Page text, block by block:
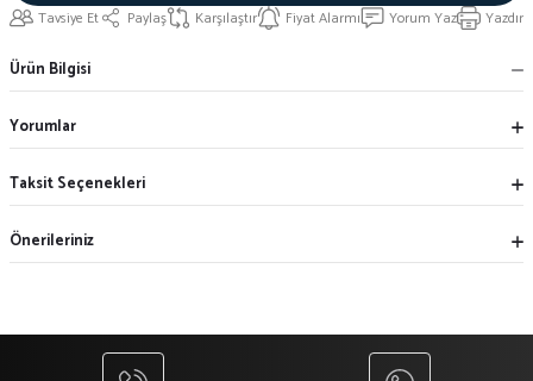
Tavsiye Et Paylaş Karşılaştır Fiyat Alarmı Yorum Yaz Yazdır
Ürün Bilgisi
Yorumlar
Taksit Seçenekleri
Önerileriniz